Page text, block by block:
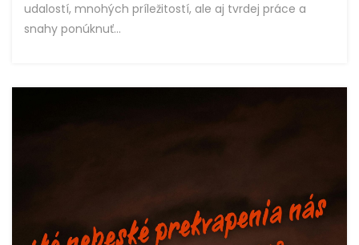
udalostí, mnohých príležitostí, ale aj tvrdej práce a
snahy ponúknuť...